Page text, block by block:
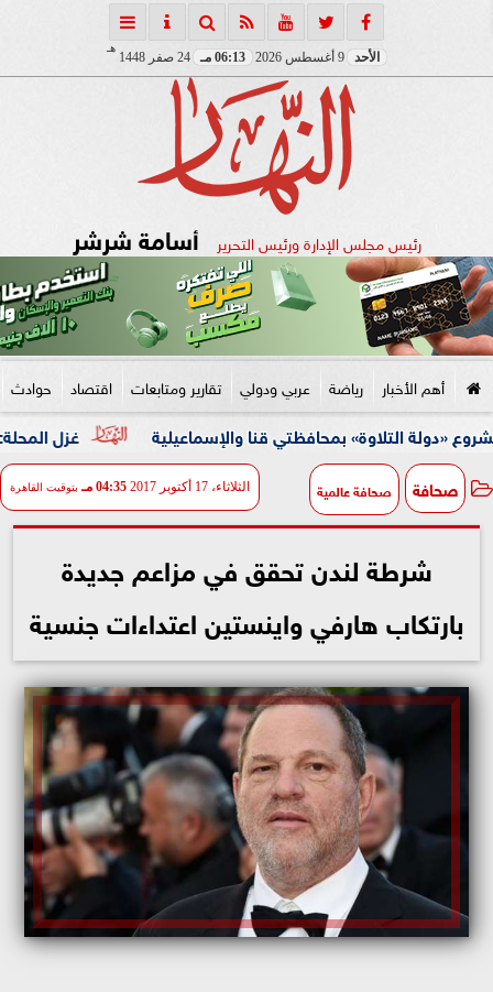
الأحد 06:13 مـ 24 صفر 1448
هـ
رئيس مجلس الإدارة ورئيس التحرير أسامة شرشر
أهم الأخبار رياضة عربي ودولي تقارير ومتابعات اقتصاد حوادث
غزل المحلة: طلبنا 50 مليون لبيع محمود صلاح إلى الأهلي.. ونمتلك عروض خارجية للاعب بمحافظتي قنا والإسماعيلية
صحافة صحافة عالمية الثلاثاء، 17 أكتوبر 2017 04:35 مـ بتوقيت القاهرة
شرطة لندن تحقق في مزاعم جديدة
بارتكاب هارفي واينستين اعتداءات جنسية